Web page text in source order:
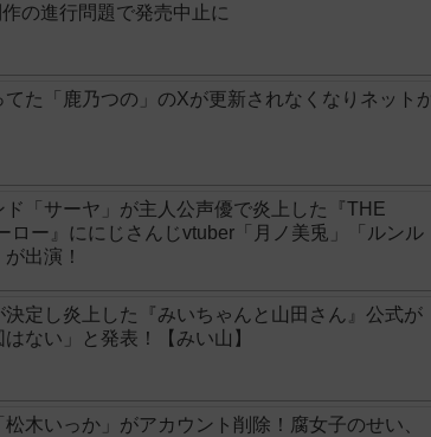
の進行問題で発売中止に
た「鹿乃つの」のXが更新されなくなりネット
「サーヤ」が主人公声優で炎上した『THE
ロー』ににじさんじvtuber「月ノ美兎」「ルンル
出演！
定し炎上した『みいちゃんと山田さん』公式が
ない」と発表！【みい山】
木いっか」がアカウント削除！腐女子のせい、